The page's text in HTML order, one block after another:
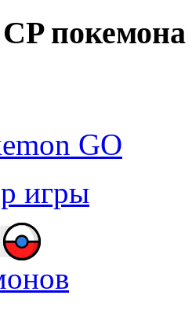
покемона
GO
игры